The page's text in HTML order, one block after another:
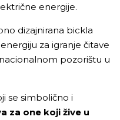
energije.
dizajnirana bickla
za igranje čitave
pozorištu u
se simbolično i
za one koji žive u